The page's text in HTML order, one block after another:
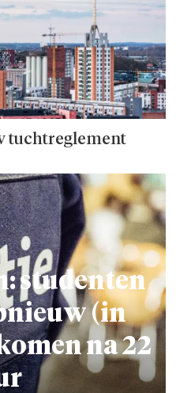
tuchtreglement
studenten
(in
na 22